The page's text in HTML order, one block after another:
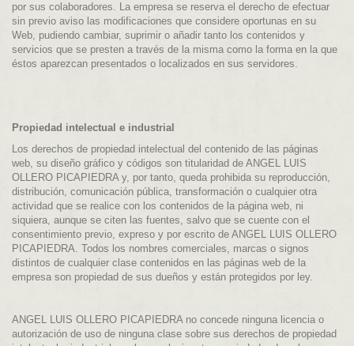
por sus colaboradores. La empresa se reserva el derecho de efectuar
sin previo aviso las modificaciones que considere oportunas en su
Web, pudiendo cambiar, suprimir o añadir tanto los contenidos y
servicios que se presten a través de la misma como la forma en la que
éstos aparezcan presentados o localizados en sus servidores.
Propiedad intelectual e industrial
Los derechos de propiedad intelectual del contenido de las páginas
web, su diseño gráfico y códigos son titularidad de ANGEL LUIS
OLLERO PICAPIEDRA y, por tanto, queda prohibida su reproducción,
distribución, comunicación pública, transformación o cualquier otra
actividad que se realice con los contenidos de la página web, ni
siquiera, aunque se citen las fuentes, salvo que se cuente con el
consentimiento previo, expreso y por escrito de ANGEL LUIS OLLERO
PICAPIEDRA. Todos los nombres comerciales, marcas o signos
distintos de cualquier clase contenidos en las páginas web de la
empresa son propiedad de sus dueños y están protegidos por ley.
ANGEL LUIS OLLERO PICAPIEDRA no concede ninguna licencia o
autorización de uso de ninguna clase sobre sus derechos de propiedad